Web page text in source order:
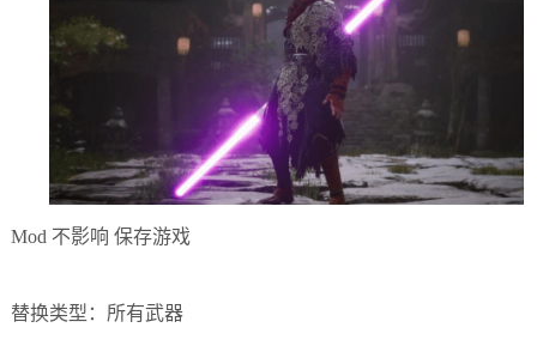
Mod 不影响 保存游戏
替换类型：所有武器